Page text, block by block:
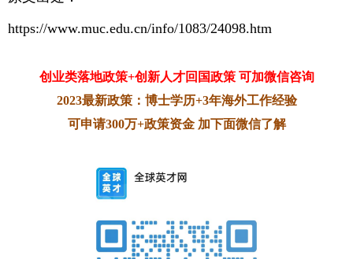
https://www.muc.edu.cn/info/1083/24098.htm
创业类落地政策+创新人才回国政策 可加微信咨询
2023最新政策：博士学历+3年海外工作经验
可申请300万+政策资金 加下面微信了解